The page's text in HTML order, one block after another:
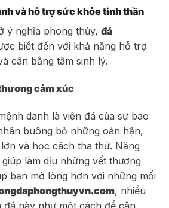
và hỗ trợ sức khỏe tinh thần
ý nghĩa phong thủy, đá
biết đến với khả năng hỗ trợ
cân bằng tâm sinh lý.
cảm xúc
danh là viên đá của sự bao
buông bỏ những oán hận,
và học cách tha thứ. Năng
làm dịu những vết thương
bạn mở lòng hơn với những mối
, nhiều
đá này như một cách để cân